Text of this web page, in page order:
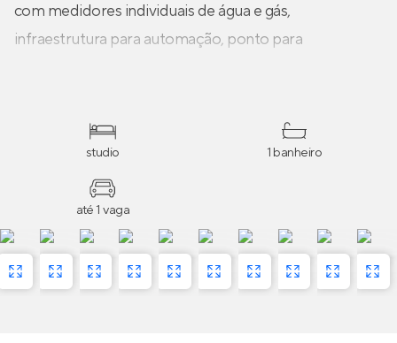
com medidores individuais de água e gás,
infraestrutura para automação, ponto para
studio 1 banheiro
até 1 vaga